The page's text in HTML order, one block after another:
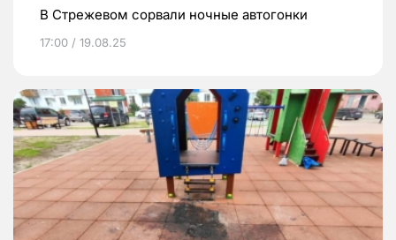
В Стрежевом сорвали ночные автогонки
17:00 / 19.08.25